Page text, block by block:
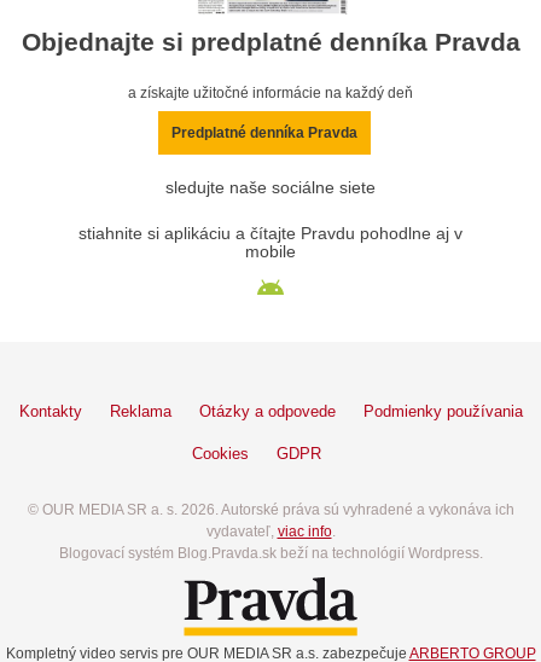
Objednajte si predplatné denníka Pravda
a získajte užitočné informácie na každý deň
Predplatné denníka Pravda
sledujte naše sociálne siete
stiahnite si aplikáciu a čítajte Pravdu pohodlne aj v
mobile
Kontakty Reklama Otázky a odpovede Podmienky používania
Cookies GDPR
© OUR MEDIA SR a. s. 2026. Autorské práva sú vyhradené a vykonáva ich
vydavateľ, viac info.
Blogovací systém Blog.Pravda.sk beží na technológií Wordpress.
Kompletný video servis pre OUR MEDIA SR a.s. zabezpečuje ARBERTO GROUP